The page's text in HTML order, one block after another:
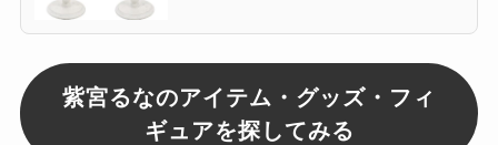
紫宮るなのアイテム・グッズ・フィ
ギュアを探してみる